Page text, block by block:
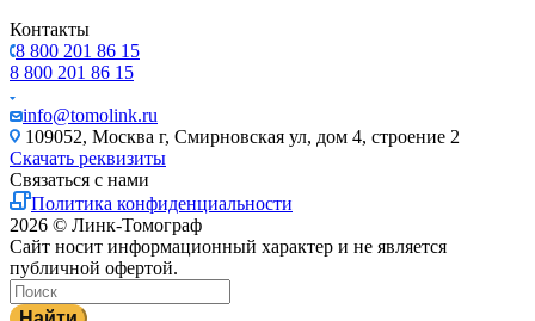
Контакты
8 800 201 86 15
8 800 201 86 15
info@tomolink.ru
109052, Москва г, Смирновская ул, дом 4, строение 2
Скачать реквизиты
Связаться с нами
Политика конфиденциальности
2026 © Линк-Томограф
Сайт носит информационный характер и не является
публичной офертой.